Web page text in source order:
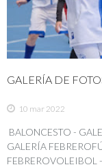
GALERÍA DE
10 mar 2022
BALONCESTO -
GALERÍA
FEBREROVOLEIBOL